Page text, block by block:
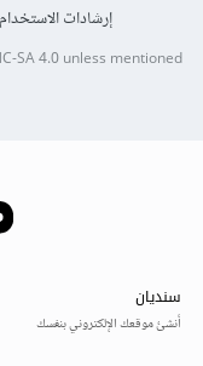
إرشادات الاستخدام
SA 4.0unless mentioned